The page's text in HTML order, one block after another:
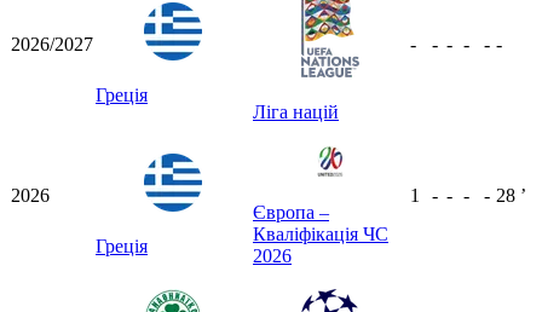
2026/2027
Греція
Ліга націй
- - - - - -
2026
Греція
Європа –
Кваліфікація ЧС
2026
1 - - - - 28 ʼ